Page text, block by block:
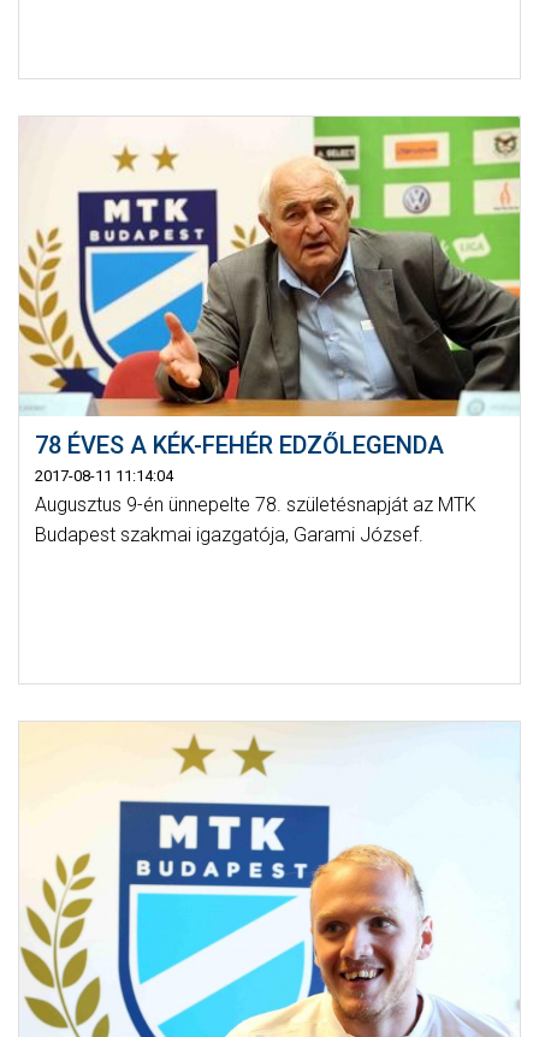
78 ÉVES A KÉK-FEHÉR EDZŐLEGENDA
2017-08-11 11:14:04
Augusztus 9-én ünnepelte 78. születésnapját az MTK
Budapest szakmai igazgatója, Garami József.